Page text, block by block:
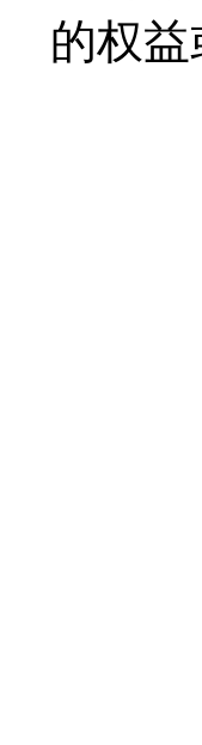
的权益